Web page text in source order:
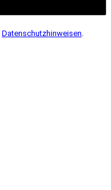
Datenschutzhinweisen